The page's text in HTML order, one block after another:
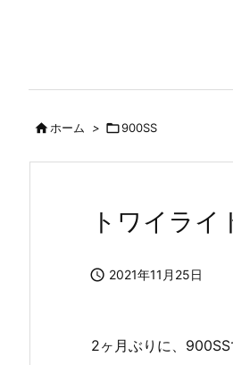
ホーム > 900SS
トワイライ
 2021年11月25日
2ヶ月ぶりに、900SS